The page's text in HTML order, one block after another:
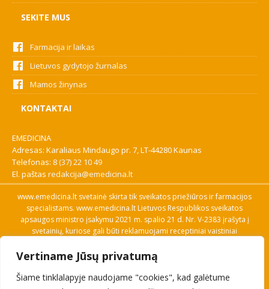
Vertiname Jūsų privatumą
Šiame tinklalapyje naudojame "cookies", kad galėtume
SEKITE MUS
Farmacija ir laikas
Lietuvos gydytojo žurnalas
Mamos žinynas
KONTAKTAI
EMEDICINA
Adresas: Karaliaus Mindaugo pr. 7, LT-44280 Kaunas
Telefonas: 8 (37) 22 10 49
El. paštas redakcija@emedicina.lt
www.emedicina.lt svetainė skirta tik sveikatos priežiūros ir farmacijos
specialistams. www.emedicina.lt Lietuvos Respublikos sveikatos
apsaugos ministro įsakymu 2021 m. spalio 21 d. Nr. V-2383 įrašyta į
svetainių, kuriose gali būti reklamuojami receptiniai vaistiniai
savo profesinę kvalifikaciją. Naudingos nuorodos: Vaistų ir medicinos
pagalbos priemonių kainų paieška, VVKT tinklalapis, Sveikatos
priežiūros ar farmacijos specialisto pranešimo apie įtariamą